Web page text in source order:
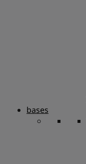
bases